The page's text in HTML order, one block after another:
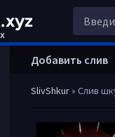
SlivShkur» Слив
Добавить слив